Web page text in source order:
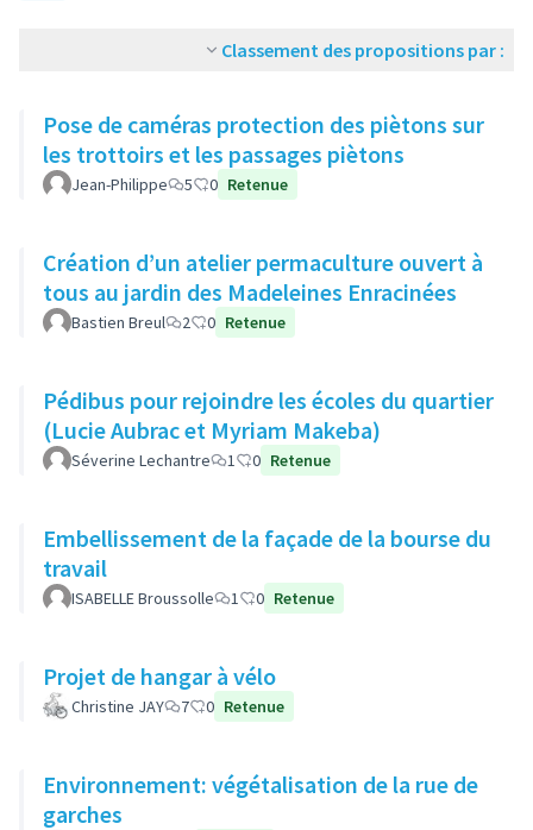
Classement des propositions par :
Pose de caméras protection des piètons sur
les trottoirs et les passages piètons
Jean-Philippe 5 0 Retenue
Création d’un atelier permaculture ouvert à
tous au jardin des Madeleines Enracinées
Bastien Breul 2 0 Retenue
Pédibus pour rejoindre les écoles du quartier
(Lucie Aubrac et Myriam Makeba)
Séverine Lechantre 1 0 Retenue
Embellissement de la façade de la bourse du
travail
ISABELLE Broussolle 1 0 Retenue
Projet de hangar à vélo
Christine JAY 7 0 Retenue
Environnement: végétalisation de la rue de
garches